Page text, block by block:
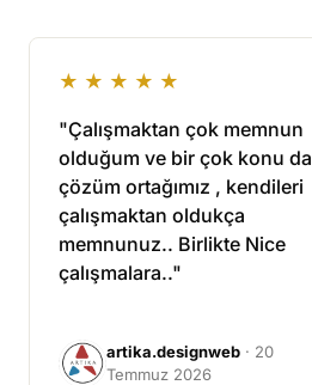
★★★★★
"Çalışmaktan çok memnun
olduğum ve bir çok konu da
çözüm ortağımız , kendileri
çalışmaktan oldukça
memnunuz.. Birlikte Nice
çalışmalara.."
artika.designweb · 20
Temmuz 2026